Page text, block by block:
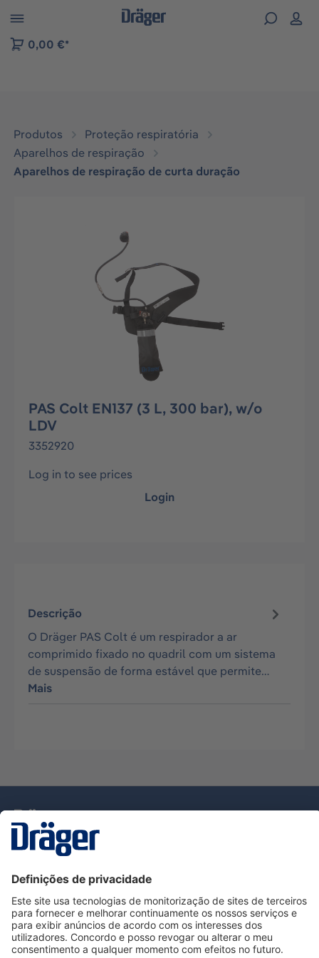
to B2B platform navigation
0,00 €*
Produtos
Proteção respiratória
Aparelhos de respiração
Aparelhos de respiração de curta duração
Ignorar galeria de imagens
PAS Colt EN137 (3 L, 300 bar), w/o
LDV
3352920
Log in to see prices
Login
Descrição
O Dräger PAS Colt é um respirador a ar
comprimido fixado no quadril com um sistema
de suspensão de forma estável que permite…
Mais
Serviço de Apoio ao Cliente Dräger
Utilização da loja
Informações